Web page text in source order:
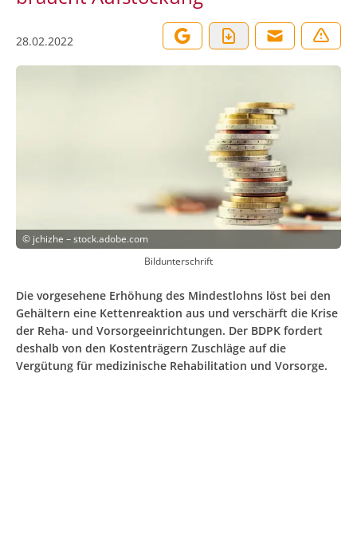
28.02.2022
© jchizhe – stock.adobe.com
Bildunterschrift
Die vorgesehene Erhöhung des Mindestlohns löst bei den
Gehältern eine Kettenreaktion aus und verschärft die Krise
der Reha- und Vorsorgeeinrichtungen. Der BDPK fordert
deshalb von den Kostenträgern Zuschläge auf die
Vergütung für medizinische Rehabilitation und Vorsorge.